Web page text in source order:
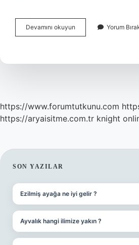
Devamını okuyun
Ucuz
Tl
Yorum
https://www.forumtutkunu.com
https://aryaisitme.com.tr knight
SIDEBAR
SON YAZILAR
Ezilmiş ayağa ne iyi gelir ?
Ayvalık hangi ilimize yakın ?